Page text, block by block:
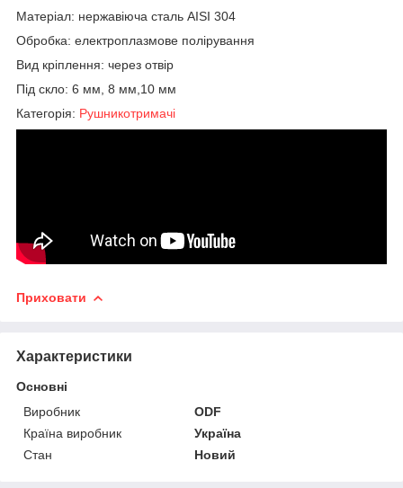
Матеріал: нержавіюча сталь AISI 304
Обробка: електроплазмове полірування
Вид кріплення: через отвір
Під скло: 6 мм, 8 мм,10 мм
Категорія: Рушникотримачі
Приховати
Характеристики
Основні
Виробник
ODF
Країна виробник
Україна
Стан
Новий